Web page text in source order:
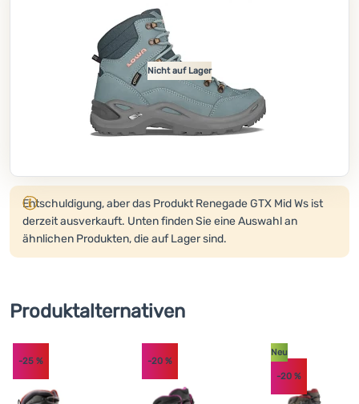
Club
eXtra
Beratung
uns
Anmelden /
Produkt wird nicht mehr verkauft.
Entschuldigung, aber das Produkt Renegade GTX Mid Ws ist
derzeit ausverkauft. Unten finden Sie eine Auswahl an
ähnlichen Produkten, die auf Lager sind.
Nicht auf Lager
Produktalternativen
-25 % -20 %
Neu
-20 %